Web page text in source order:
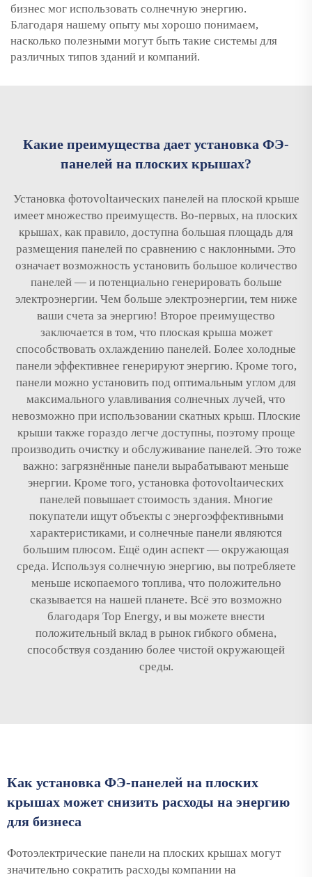
бизнес мог использовать солнечную энергию.
Благодаря нашему опыту мы хорошо понимаем,
насколько полезными могут быть такие системы для
различных типов зданий и компаний.
Какие преимущества дает установка ФЭ-
панелей на плоских крышах?
Установка фотovoltaических панелей на плоской крыше
имеет множество преимуществ. Во-первых, на плоских
крышах, как правило, доступна большая площадь для
размещения панелей по сравнению с наклонными. Это
означает возможность установить большое количество
панелей — и потенциально генерировать больше
электроэнергии. Чем больше электроэнергии, тем ниже
ваши счета за энергию! Второе преимущество
заключается в том, что плоская крыша может
способствовать охлаждению панелей. Более холодные
панели эффективнее генерируют энергию. Кроме того,
панели можно установить под оптимальным углом для
максимального улавливания солнечных лучей, что
невозможно при использовании скатных крыш. Плоские
крыши также гораздо легче доступны, поэтому проще
производить очистку и обслуживание панелей. Это тоже
важно: загрязнённые панели вырабатывают меньше
энергии. Кроме того, установка фотovoltaических
панелей повышает стоимость здания. Многие
покупатели ищут объекты с энергоэффективными
характеристиками, и солнечные панели являются
большим плюсом. Ещё один аспект — окружающая
среда. Используя солнечную энергию, вы потребляете
меньше ископаемого топлива, что положительно
сказывается на нашей планете. Всё это возможно
благодаря Top Energy, и вы можете внести
положительный вклад в рынок гибкого обмена,
способствуя созданию более чистой окружающей
среды.
Как установка ФЭ-панелей на плоских
крышах может снизить расходы на энергию
для бизнеса
Фотоэлектрические панели на плоских крышах могут
значительно сократить расходы компании на